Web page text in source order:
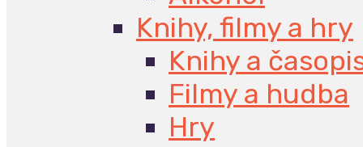
Knihy, filmy a hry
Knihy a
Filmy a hudba
Hry